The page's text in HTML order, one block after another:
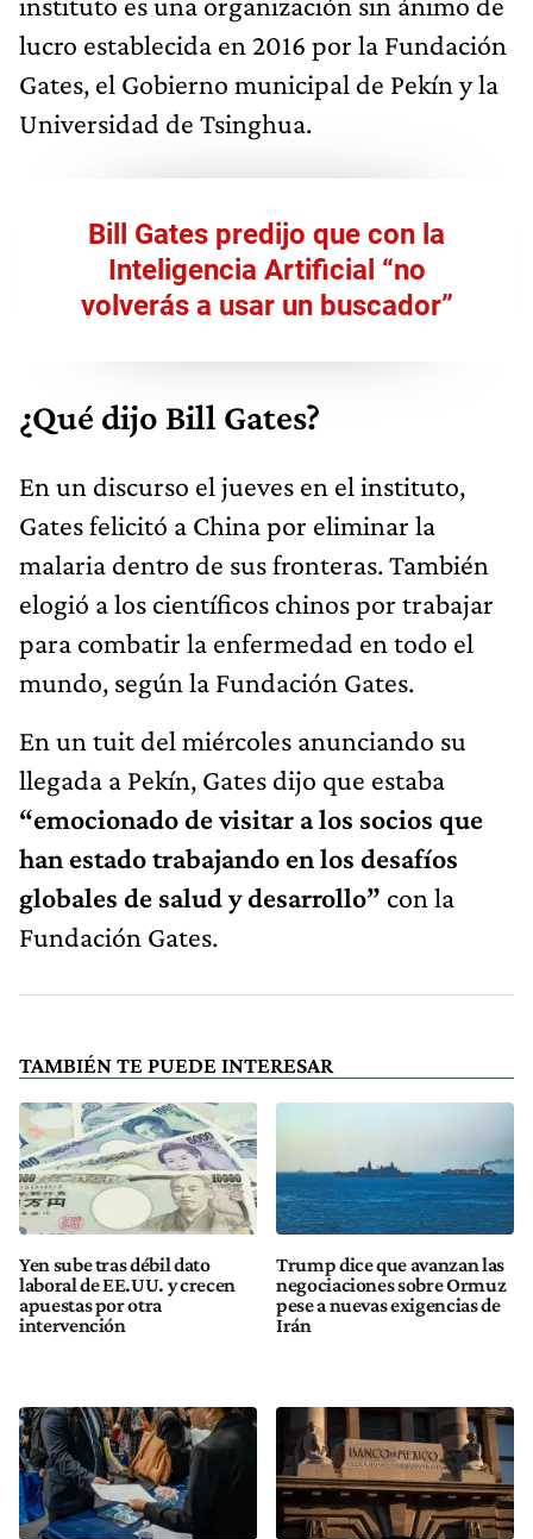
lucro establecida en 2016 por la Fundación
Gates, el Gobierno municipal de Pekín y la
Universidad de Tsinghua.
Bill Gates predijo que con la
Inteligencia Artificial “no
volverás a usar un buscador”
¿Qué dijo Bill Gates?
En un discurso el jueves en el instituto,
Gates felicitó a China por eliminar la
malaria dentro de sus fronteras. También
elogió a los científicos chinos por trabajar
para combatir la enfermedad en todo el
mundo, según la Fundación Gates.
En un tuit del miércoles anunciando su
llegada a Pekín, Gates dijo que estaba
“emocionado de visitar a los socios que
han estado trabajando en los desafíos
globales de salud y desarrollo” con la
Fundación Gates.
TAMBIÉN TE PUEDE INTERESAR
Yen sube tras débil dato
laboral de EE.UU. y crecen
apuestas por otra
intervención
Trump dice que avanzan las
negociaciones sobre Ormuz
pese a nuevas exigencias de
Irán